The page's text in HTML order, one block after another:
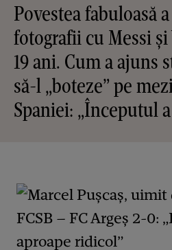
Povestea fabuloasă
fotografii cu Messi
19 ani. Cum a ajuns
să-l „boteze” pe
Spaniei: „Începutul